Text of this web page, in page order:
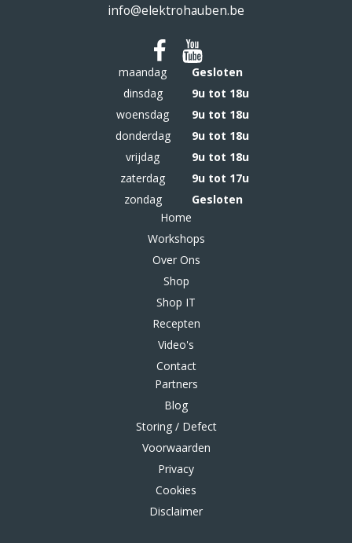
info@elektrohauben.be
maandag
Gesloten
dinsdag
9u tot 18u
woensdag
9u tot 18u
donderdag
9u tot 18u
vrijdag
9u tot 18u
zaterdag
9u tot 17u
zondag
Gesloten
Home
Workshops
Over Ons
Shop
Shop IT
Recepten
Video's
Contact
Partners
Blog
Storing / Defect
Voorwaarden
Privacy
Cookies
Disclaimer